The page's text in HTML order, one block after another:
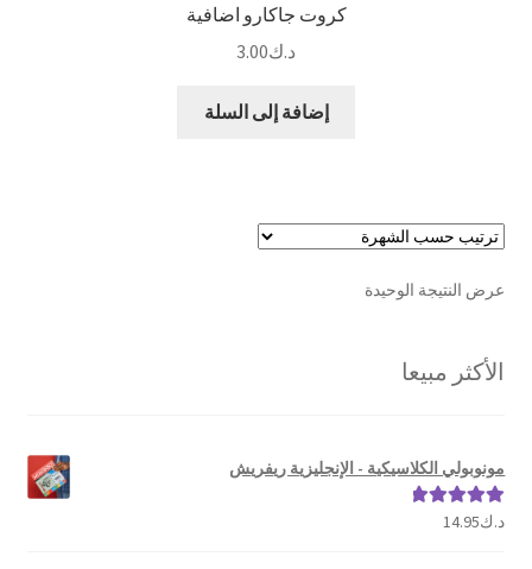
كروت جاكارو اضافية
د.ك3.00
إضافة إلى السلة
عرض النتيجة الوحيدة
الأكثر مبيعا
مونوبولي الكلاسيكية - الإنجليزية ريفريش
تم التقييم
د.ك14.95